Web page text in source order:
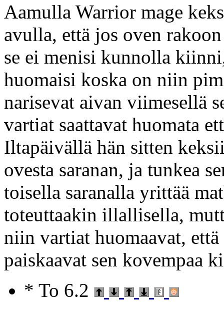
Aamulla Warrior mage
avulla, että jos oven
se ei menisi kunnolla
huomaisi koska on niin
narisevat aivan viimesellä
vartiat saattavat huomata
Iltapäivällä hän sitten
ovesta saranan, ja tunkea
toisella saranalla yrittää
toteuttaakin illallisella,
niin vartiat huomaavat,
paiskaavat sen kovempaa
* To 6.2